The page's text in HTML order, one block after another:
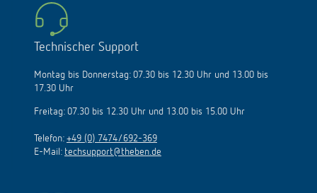
Technischer Support
Montag bis Donnerstag: 07.30 bis 12.30 Uhr und 13.00 bis
17.30 Uhr
Freitag: 07.30 bis 12.30 Uhr und 13.00 bis 15.00 Uhr
Telefon: +49 (0) 7474/692-369
E-Mail: techsupport@theben.de